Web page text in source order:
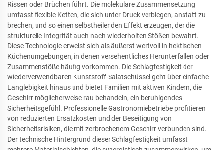
Rissen oder Brüchen führt. Die molekulare Zusammensetzung
umfasst flexible Ketten, die sich unter Druck verbiegen, anstatt zu
brechen, und so einen selbstheilenden Effekt erzeugen, der die
strukturelle Integrität auch nach wiederholten Stößen bewahrt.
Diese Technologie erweist sich als äußerst wertvoll in hektischen
Küchenumgebungen, in denen versehentliches Herunterfallen oder
Zusammenstöße häufig vorkommen. Die Schlagfestigkeit der
wiederverwendbaren Kunststoff-Salatschüssel geht über einfache
Langlebigkeit hinaus und bietet Familien mit aktiven Kindern, die
Geschirr möglicherweise rau behandeln, ein beruhigendes
Sicherheitsgefühl. Professionelle Gastronomiebetriebe profitieren
von reduzierten Ersatzkosten und der Beseitigung von
Sicherheitsrisiken, die mit zerbrochenem Geschirr verbunden sind.
Der technische Hintergrund dieser Schlagfestigkeit umfasst